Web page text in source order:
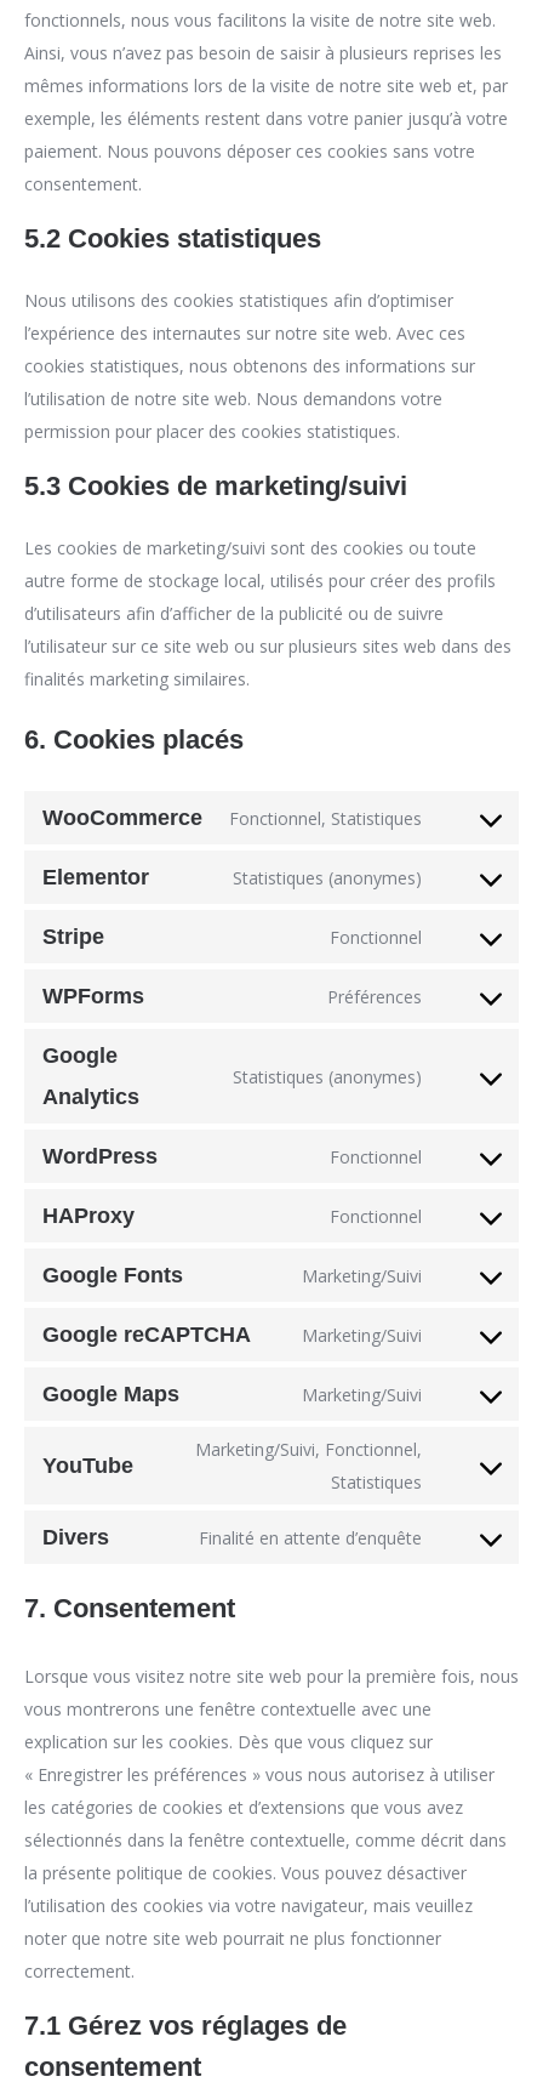
fonctionnels, nous vous facilitons la visite de notre site web.
Ainsi, vous n’avez pas besoin de saisir à plusieurs reprises les
mêmes informations lors de la visite de notre site web et, par
exemple, les éléments restent dans votre panier jusqu’à votre
paiement. Nous pouvons déposer ces cookies sans votre
consentement.
5.2 Cookies statistiques
Nous utilisons des cookies statistiques afin d’optimiser
l’expérience des internautes sur notre site web. Avec ces
cookies statistiques, nous obtenons des informations sur
l’utilisation de notre site web. Nous demandons votre
permission pour placer des cookies statistiques.
5.3 Cookies de marketing/suivi
Les cookies de marketing/suivi sont des cookies ou toute
autre forme de stockage local, utilisés pour créer des profils
d’utilisateurs afin d’afficher de la publicité ou de suivre
l’utilisateur sur ce site web ou sur plusieurs sites web dans des
finalités marketing similaires.
6. Cookies placés
WooCommerce Fonctionnel, Statistiques
Consent
Elementor Statistiques (anonymes)
Consent
elementor
Stripe Fonctionnel
Consent
WPForms Préférences
Consent
service
Google
Analytics
Statistiques (anonymes)
Consent
service
analytics
WordPress Fonctionnel
Consent
wordpress
HAProxy Fonctionnel
Consent
haproxy
Google Fonts Marketing/Suivi
Consent
google-
Google reCAPTCHA Marketing/Suivi
Consent
recaptcha
Google Maps Marketing/Suivi
Consent
service
maps
YouTube
Marketing/Suivi, Fonctionnel,
Statistiques
Consent
service
Divers Finalité en attente d’enquête
Consent
7. Consentement
Lorsque vous visitez notre site web pour la première fois, nous
vous montrerons une fenêtre contextuelle avec une
explication sur les cookies. Dès que vous cliquez sur
« Enregistrer les préférences » vous nous autorisez à utiliser
les catégories de cookies et d’extensions que vous avez
sélectionnés dans la fenêtre contextuelle, comme décrit dans
la présente politique de cookies. Vous pouvez désactiver
l’utilisation des cookies via votre navigateur, mais veuillez
noter que notre site web pourrait ne plus fonctionner
correctement.
7.1 Gérez vos réglages de
consentement